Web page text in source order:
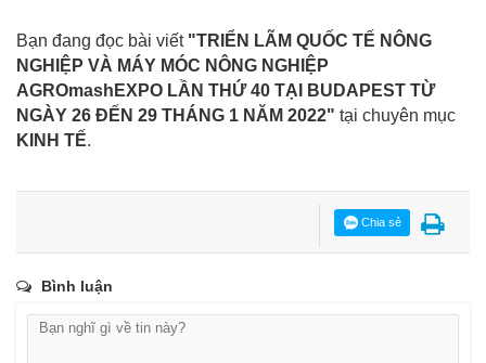
Bạn đang đọc bài viết "TRIỂN LÃM QUỐC TẾ NÔNG
NGHIỆP VÀ MÁY MÓC NÔNG NGHIỆP
AGROmashEXPO LẦN THỨ 40 TẠI BUDAPEST TỪ
NGÀY 26 ĐẾN 29 THÁNG 1 NĂM 2022" tại chuyên mục
KINH TẾ.
Chia sẻ
Bình luận